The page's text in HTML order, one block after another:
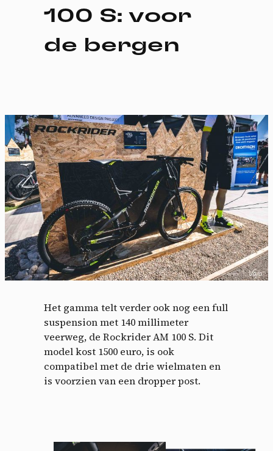
100 S: voor
de bergen
Het gamma telt verder ook nog een full
suspension met 140 millimeter
veerweg, de Rockrider AM 100 S. Dit
model kost 1500 euro, is ook
compatibel met de drie wielmaten en
is voorzien van een dropper post.